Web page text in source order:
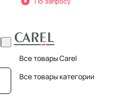
Все товары Carel
Все товары категории